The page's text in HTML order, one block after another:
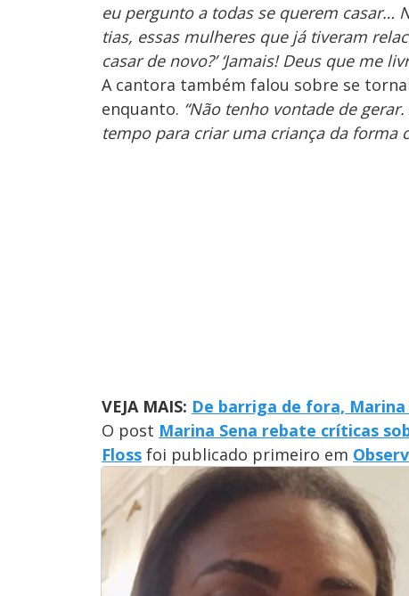
eu pergunto a todas se querem casar…
tias, essas mulheres que já tiveram
casar de novo?’ ‘Jamais! Deus que me
A cantora também falou sobre se
enquanto. “Não tenho vontade de
tempo para criar uma criança da forma
VEJA MAIS: De barriga de fora,
O post Marina Sena rebate críticas
Floss foi publicado primeiro em